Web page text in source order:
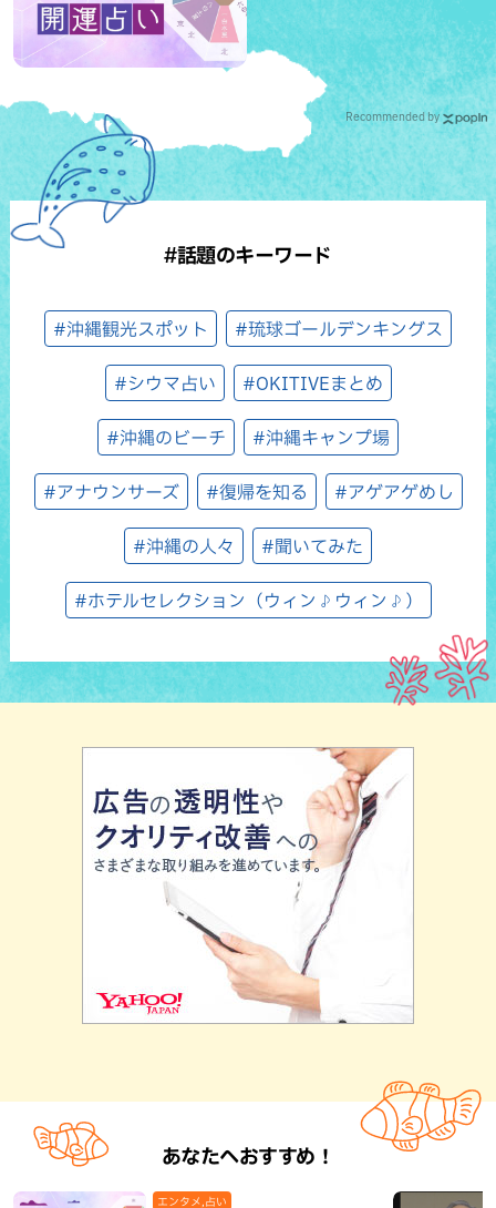
Recommended by
#話題のキーワード
#沖縄観光スポット #琉球ゴールデンキングス
#シウマ占い #OKITIVEまとめ
#沖縄のビーチ #沖縄キャンプ場
#アナウンサーズ #復帰を知る #アゲアゲめし
#沖縄の人々 #聞いてみた
#ホテルセレクション（ウィン♪ウィン♪）
あなたへおすすめ！
エンタメ,占い